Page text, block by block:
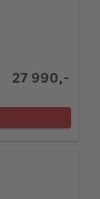
27 990,-